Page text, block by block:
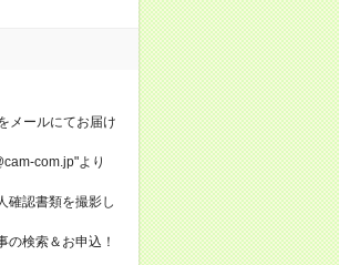
メールにてお届け
com.jp"より
確認書類を撮影し
の検索＆お申込！